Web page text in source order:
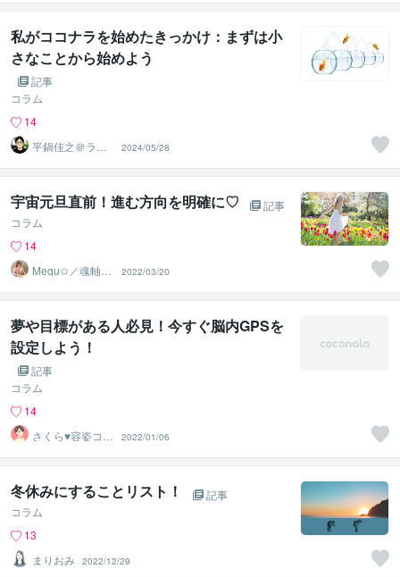
私がココナラを始めたきっかけ：まずは小
さなことから始めよう
記事
コラム
14
平鍋佳之＠ライ
フコーチング
2024/05/28
宇宙元旦直前！進む方向を明確に♡
記事
コラム
14
Megu✩／魂軸に
目覚め、開花さ
せる魔女
2022/03/20
夢や目標がある人必見！今すぐ脳内GPSを
設定しよう！
記事
コラム
14
さくら♥容姿コン
プレックス解消
セラピスト
2022/01/06
冬休みにすることリスト！
記事
コラム
13
まりおみ 2022/12/29